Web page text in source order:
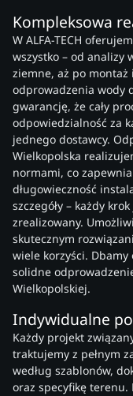
Kompleksowa
W ALFA-TECH
wszystko – od analizy
ziemne, aż po
odprowadzenia wody
gwarancję, że cały
odpowiedzialność za
jednego dostawcy.
Wielkopolska
normami, co
długowieczność
szczegóły – każdy
zrealizowany.
skutecznym
wiele korzyści.
solidne
Wielkopolskiej.
Indywidualne
Każdy projekt
traktujemy z pełnym
według szablonów,
oraz specyfikę terenu.